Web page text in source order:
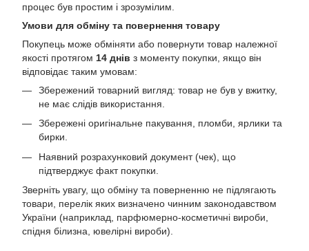
процес був простим і зрозумілим.
Умови для обміну та повернення товару
Покупець може обміняти або повернути товар належної
якості протягом 14 днів з моменту покупки, якщо він
відповідає таким умовам:
Збережений товарний вигляд: товар не був у вжитку,
не має слідів використання.
Збережені оригінальне пакування, пломби, ярлики та
бирки.
Наявний розрахунковий документ (чек), що
підтверджує факт покупки.
Зверніть увагу, що обміну та поверненню не підлягають
товари, перелік яких визначено чинним законодавством
України (наприклад, парфюмерно-косметичні вироби,
спідня білизна, ювелірні вироби).